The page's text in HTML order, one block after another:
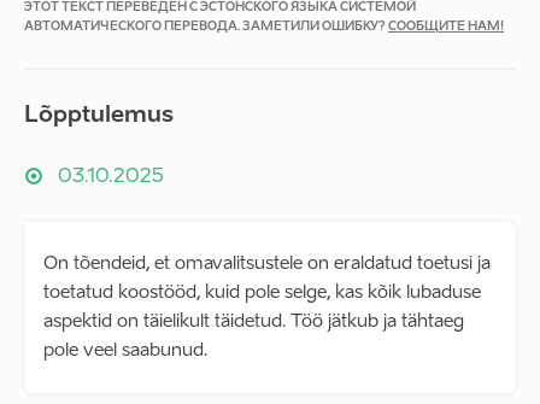
ЭТОТ ТЕКСТ ПЕРЕВЕДЕН С ЭСТОНСКОГО ЯЗЫКА СИСТЕМОЙ
АВТОМАТИЧЕСКОГО ПЕРЕВОДА. ЗАМЕТИЛИ ОШИБКУ? СООБЩИТЕ НАМ!
Lõpptulemus
03.10.2025
On tõendeid, et omavalitsustele on eraldatud toetusi ja
toetatud koostööd, kuid pole selge, kas kõik lubaduse
aspektid on täielikult täidetud. Töö jätkub ja tähtaeg
pole veel saabunud.